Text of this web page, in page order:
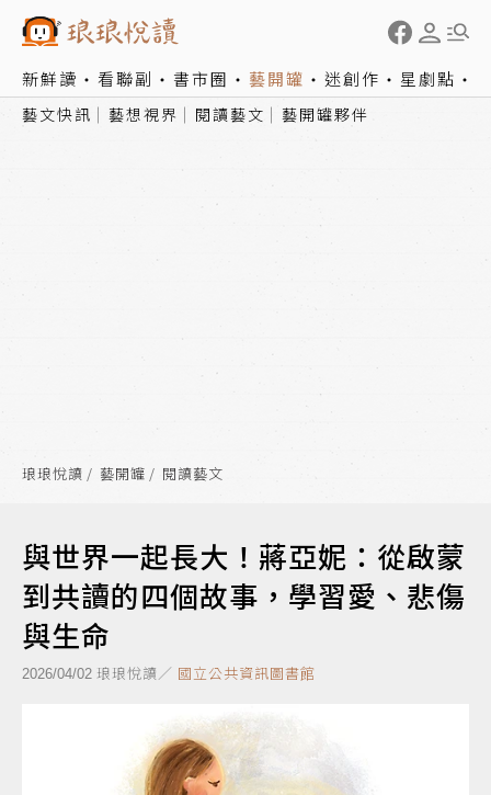
新鮮讀 看聯副 書市圈 藝開罐 迷創作 星劇點
藝文快訊 藝想視界 閱讀藝文 藝開罐夥伴
琅琅悅讀 藝開罐 閱讀藝文
與世界一起長大！蔣亞妮：從啟蒙
到共讀的四個故事，學習愛、悲傷
與生命
2026/04/02 琅琅悅讀／ 國立公共資訊圖書館